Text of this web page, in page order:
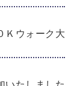
Ｋウォーク大